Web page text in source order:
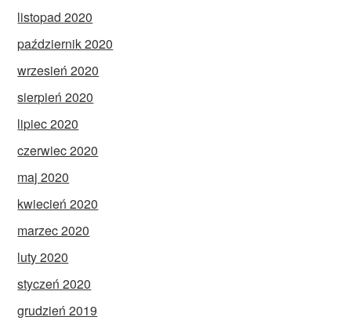
listopad 2020
październik 2020
wrzesień 2020
sierpień 2020
lipiec 2020
czerwiec 2020
maj 2020
kwiecień 2020
marzec 2020
luty 2020
styczeń 2020
grudzień 2019